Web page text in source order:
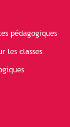
pédagogiques
les classes